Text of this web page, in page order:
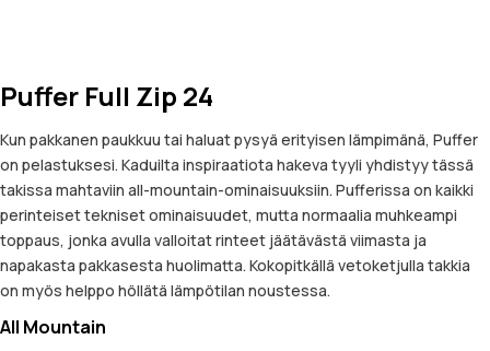
Puffer Full Zip 24
Kun pakkanen paukkuu tai haluat pysyä erityisen lämpimänä, Puffer
on pelastuksesi. Kaduilta inspiraatiota hakeva tyyli yhdistyy tässä
takissa mahtaviin all-mountain-ominaisuuksiin. Pufferissa on kaikki
perinteiset tekniset ominaisuudet, mutta normaalia muhkeampi
toppaus, jonka avulla valloitat rinteet jäätävästä viimasta ja
napakasta pakkasesta huolimatta. Kokopitkällä vetoketjulla takkia
on myös helppo höllätä lämpötilan noustessa.
All Mountain